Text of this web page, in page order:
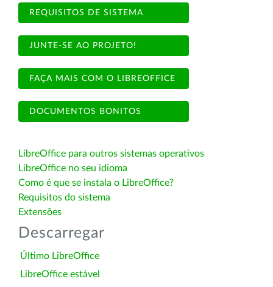
REQUISITOS DE SISTEMA
JUNTE-SE AO PROJETO!
FAÇA MAIS COM O LIBREOFFICE
DOCUMENTOS BONITOS
LibreOffice para outros sistemas operativos
LibreOffice no seu idioma
Como é que se instala o LibreOffice?
Requisitos do sistema
Extensões
Descarregar
Último LibreOffice
LibreOffice estável